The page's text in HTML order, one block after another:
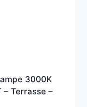
3000K
– Terrasse –